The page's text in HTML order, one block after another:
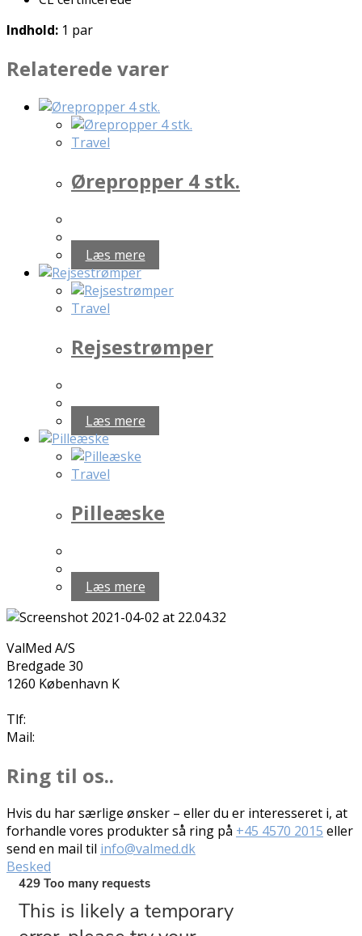
Indhold: 1 par
Relaterede varer
Travel
Ørepropper 4 stk.
Læs mere
Travel
Rejsestrømper
Læs mere
Travel
Pilleæske
Læs mere
ValMed A/S
Bredgade 30
1260 København K
Tlf:
Mail:
Ring til os..
Hvis du har særlige ønsker – eller du er interesseret i, at
forhandle vores produkter så ring på +45 4570 2015 eller
send en mail til info@valmed.dk
Besked